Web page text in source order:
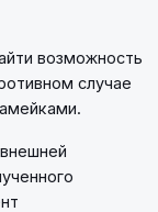
возможность
случае